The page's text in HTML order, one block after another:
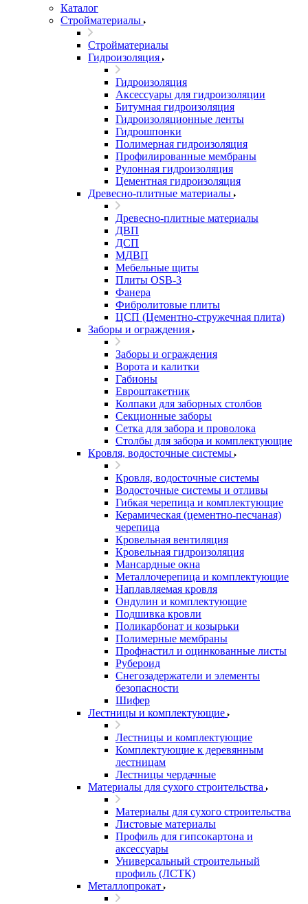
Каталог
Стройматериалы
Стройматериалы
Гидроизоляция
Гидроизоляция
Аксессуары для гидроизоляции
Битумная гидроизоляция
Гидроизоляционные ленты
Гидрошпонки
Полимерная гидроизоляция
Профилированные мембраны
Рулонная гидроизоляция
Цементная гидроизоляция
Древесно-плитные материалы
Древесно-плитные материалы
ДВП
ДСП
МДВП
Мебельные щиты
Плиты OSB-3
Фанера
Фибролитовые плиты
ЦСП (Цементно-стружечная плита)
Заборы и ограждения
Заборы и ограждения
Ворота и калитки
Габионы
Евроштакетник
Колпаки для заборных столбов
Секционные заборы
Сетка для забора и проволока
Столбы для забора и комплектующие
Кровля, водосточные системы
Кровля, водосточные системы
Водосточные системы и отливы
Гибкая черепица и комплектующие
Керамическая (цементно-песчаная)
черепица
Кровельная вентиляция
Кровельная гидроизоляция
Мансардные окна
Металлочерепица и комплектующие
Наплавляемая кровля
Ондулин и комплектующие
Подшивка кровли
Поликарбонат и козырьки
Полимерные мембраны
Профнастил и оцинкованные листы
Рубероид
Снегозадержатели и элементы
безопасности
Шифер
Лестницы и комплектующие
Лестницы и комплектующие
Комплектующие к деревянным
лестницам
Лестницы чердачные
Материалы для сухого строительства
Материалы для сухого строительства
Листовые материалы
Профиль для гипсокартона и
аксессуары
Универсальный строительный
профиль (ЛСТК)
Металлопрокат